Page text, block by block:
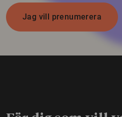
Jag vill prenumerera